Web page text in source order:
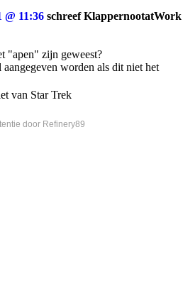
@ 11:36 schreef KlappernootatWork
"apen" zijn geweest?
worden als dit niet het
van Star Trek
door Refinery89